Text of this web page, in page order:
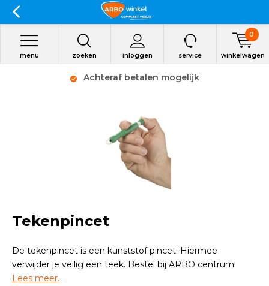
zoeken inloggen
menu service winkelwagen
0
Achteraf betalen mogelijk
Tekenpincet
De tekenpincet is een kunststof pincet. Hiermee
verwijder je veilig een teek. Bestel bij ARBO centrum!
Lees meer.